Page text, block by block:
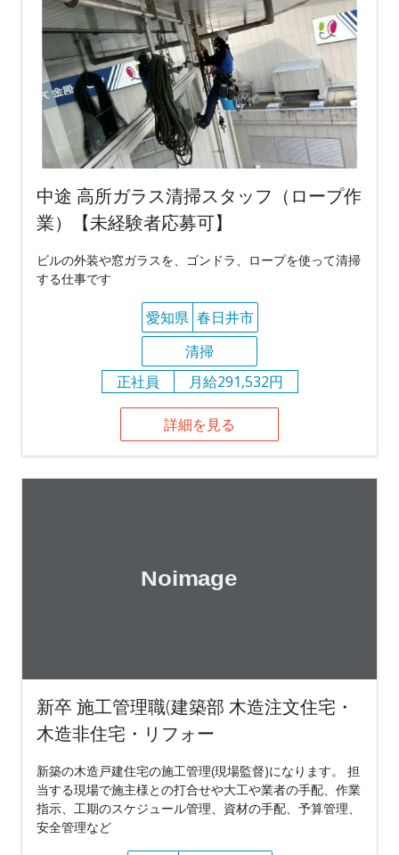
中途 高所ガラス清掃スタッフ（ロープ作
業）【未経験者応募可】
ビルの外装や窓ガラスを、ゴンドラ、ロープを使って清掃
する仕事です
愛知県 春日井市
清掃
正社員
月給291,532円
詳細を見る
新卒 施工管理職(建築部 木造注文住宅・
木造非住宅・リフォー
新築の木造戸建住宅の施工管理(現場監督)になります。 担
当する現場で施主様との打合せや大工や業者の手配、作業
指示、工期のスケジュール管理、資材の手配、予算管理、
安全管理など